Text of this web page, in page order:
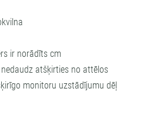
ir norādīts cm
atšķirties no attēlos
monitoru uzstādījumu dēļ